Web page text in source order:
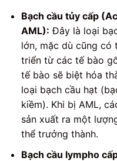
Bạch cầu tủy cấp
AML): Đây là loại
lớn, mặc dù cũng có
triển từ các tế bào
tế bào sẽ biệt hóa
loại bạch cầu hạt
kiềm). Khi bị AML,
sản xuất ra một
thể trưởng thành.
Bạch cầu lympho